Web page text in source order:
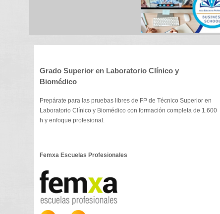
Grado Superior en Laboratorio Clínico y
Biomédico
Prepárate para las pruebas libres de FP de Técnico Superior en
Laboratorio Clínico y Biomédico con formación completa de 1.600
h y enfoque profesional.
Femxa Escuelas Profesionales